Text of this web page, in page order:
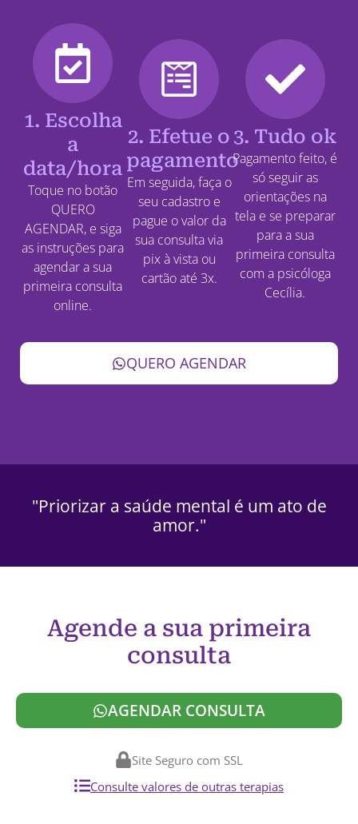
1. Escolha
a
data/hora
Toque no botão
QUERO
AGENDAR, e siga
as instruções para
agendar a sua
primeira consulta
online.
2. Efetue o
pagamento
Em seguida, faça o
seu cadastro e
pague o valor da
sua consulta via
pix à vista ou
cartão até 3x.
3. Tudo ok
Pagamento feito, é
só seguir as
orientações na
tela e se preparar
para a sua
primeira consulta
com a psicóloga
Cecília.
QUERO AGENDAR
"Priorizar a saúde mental é um ato de
amor."
Agende a sua primeira
consulta
AGENDAR CONSULTA
Site Seguro com SSL
Consulte valores de outras terapias